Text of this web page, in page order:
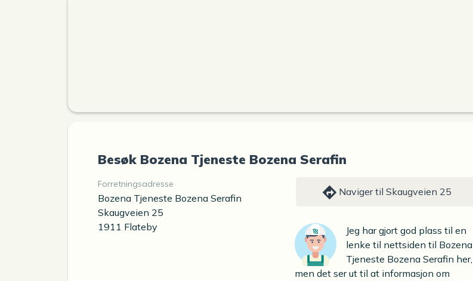
Besøk Bozena Tjeneste Bozena Serafin
Forretningsadresse
Bozena Tjeneste Bozena Serafin
Skaugveien 25
1911 Flateby
Naviger til Skaugveien 25
Jeg har gjort god plass til en
lenke til nettsiden til Bozena
Tjeneste Bozena Serafin her,
men det ser ut til at informasjon om